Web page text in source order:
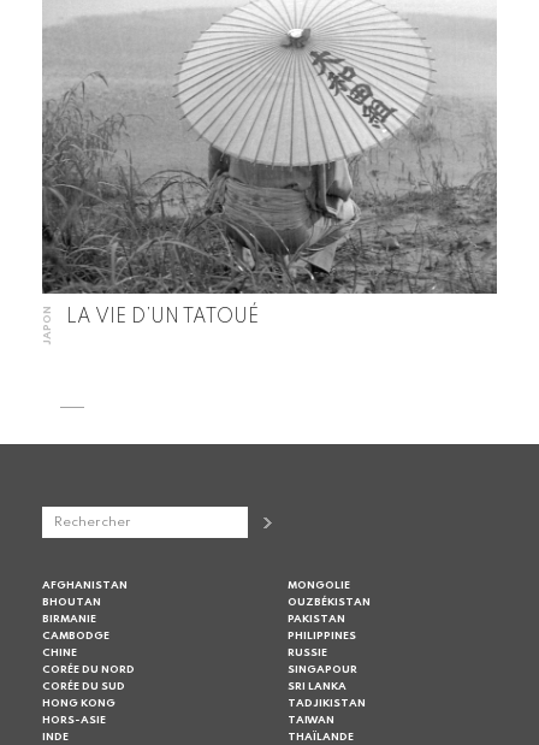
JAPON LA VIE D’UN TATOUÉ
AFGHANISTAN
BHOUTAN
BIRMANIE
CAMBODGE
CHINE
CORÉE DU NORD
CORÉE DU SUD
HONG KONG
HORS-ASIE
INDE
MONGOLIE
OUZBÉKISTAN
PAKISTAN
PHILIPPINES
RUSSIE
SINGAPOUR
SRI LANKA
TADJIKISTAN
TAIWAN
THAÏLANDE